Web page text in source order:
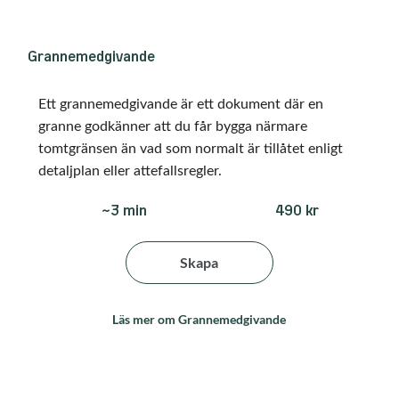
Grannemedgivande
Ett grannemedgivande är ett dokument där en
granne godkänner att du får bygga närmare
tomtgränsen än vad som normalt är tillåtet enligt
detaljplan eller attefallsregler.
~3 min
Skapa
490 kr
Läs mer om Grannemedgivande